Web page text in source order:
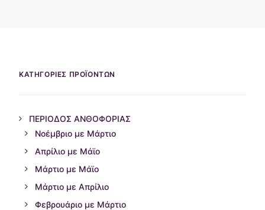
ΚΑΤΗΓΟΡΙΕΣ ΠΡΟΪΟΝΤΩΝ
ΠΕΡΙΟΔΟΣ ΑΝΘΟΦΟΡΙΑΣ
Νοέμβριο με Μάρτιο
Απρίλιο με Μάϊο
Μάρτιο με Μάϊο
Μάρτιο με Απρίλιο
Φεβρουάριο με Μάρτιο